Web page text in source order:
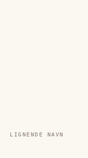
LIGNENDE NAVN